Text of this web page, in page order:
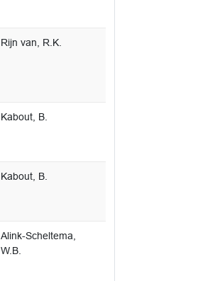
Rijn van, R.K.
Kabout, B.
Kabout, B.
Alink-Scheltema,
W.B.